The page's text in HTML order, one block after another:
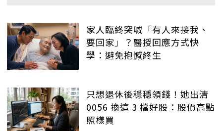
家人臨終突喊「有人來接我、
要回家」？醫授回應方式快
學：避免抱憾終生
只想退休後穩穩領錢！她出清
0056 換這 3 檔好股：股價高點
照樣買